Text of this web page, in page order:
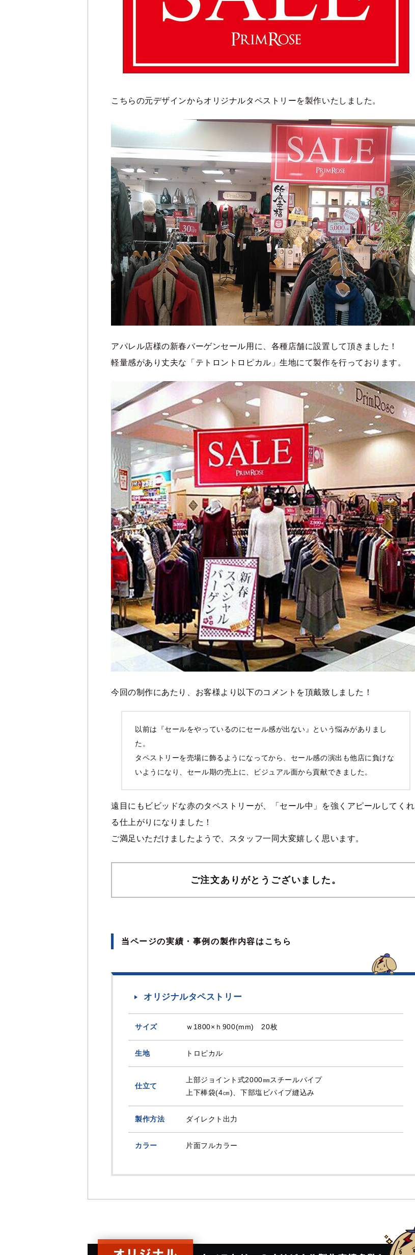
こちらの元デザインからオリジナルタペストリーを製作いたしました。
アパレル店様の新春バーゲンセール用に、各種店舗に設置して頂きました！
軽量感があり丈夫な「テトロントロピカル」生地にて製作を行っております。
今回の制作にあたり、お客様より以下のコメントを頂戴致しました！
以前は『セールをやっているのにセール感が出ない』という悩みがありまし
た。
タペストリーを売場に飾るようになってから、セール感の演出も他店に負けな
いようになり、セール期の売上に、ビジュアル面から貢献できました。
遠目にもビビッドな赤のタペストリーが、「セール中」を強くアピールしてくれ
る仕上がりになりました！
ご満足いただけましたようで、スタッフ一同大変嬉しく思います。
ご注文ありがとうございました。
当ページの実績・事例の製作内容はこちら
オリジナルタペストリー
サイズ ｗ1800×ｈ900(mm) 20枚
生地 トロピカル
仕立て
上部ジョイント式2000㎜スチールパイプ
上下棒袋(4㎝)、下部塩ビパイプ縫込み
製作方法 ダイレクト出力
カラー 片面フルカラー